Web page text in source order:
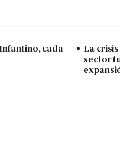
cada
La
sector